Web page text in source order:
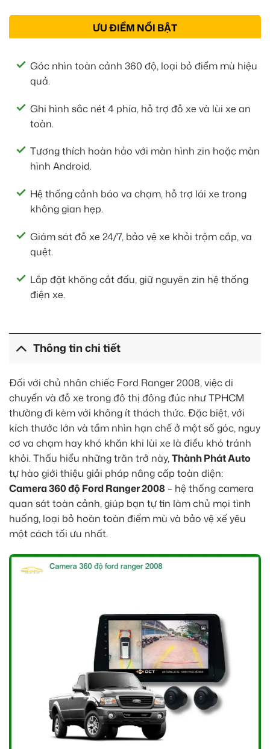
ƯU ĐIỂM NỔI BẬT
Góc nhìn toàn cảnh 360 độ, loại bỏ điểm mù hiệu
quả.
Ghi hình sắc nét 4 phía, hỗ trợ đỗ xe và lùi xe an
toàn.
Tương thích hoàn hảo với màn hình zin hoặc màn
hình Android.
Hệ thống cảnh báo va chạm, hỗ trợ lái xe trong
không gian hẹp.
Giám sát đỗ xe 24/7, bảo vệ xe khỏi trộm cắp, va
quệt.
Lắp đặt không cắt đấu, giữ nguyên zin hệ thống
điện xe.
Thông tin chi tiết
Đối với chủ nhân chiếc Ford Ranger 2008, việc di
chuyển và đỗ xe trong đô thị đông đúc như TPHCM
thường đi kèm với không ít thách thức. Đặc biệt, với
kích thước lớn và tầm nhìn hạn chế ở một số góc, nguy
cơ va chạm hay khó khăn khi lùi xe là điều khó tránh
khỏi. Thấu hiểu những trăn trở này,Thành Phát Auto
tự hào giới thiệu giải pháp nâng cấp toàn diện:
Camera 360 độ Ford Ranger 2008 – hệ thống camera
quan sát toàn cảnh, giúp bạn tự tin làm chủ mọi tình
huống, loại bỏ hoàn toàn điểm mù và bảo vệ xế yêu
một cách tối ưu nhất.